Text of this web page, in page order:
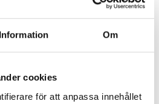
Information Om
cookies
för att anpassa innehållet